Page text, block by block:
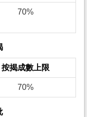
70%
按揭成數上限
70%